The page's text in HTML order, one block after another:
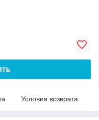
Условия возврата